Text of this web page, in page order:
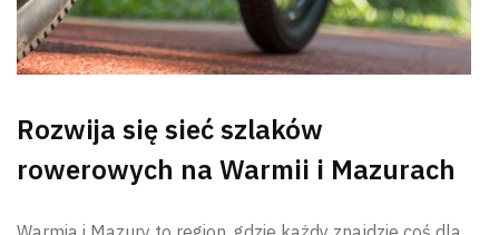
Rozwija się sieć szlaków
rowerowych na Warmii i Mazurach